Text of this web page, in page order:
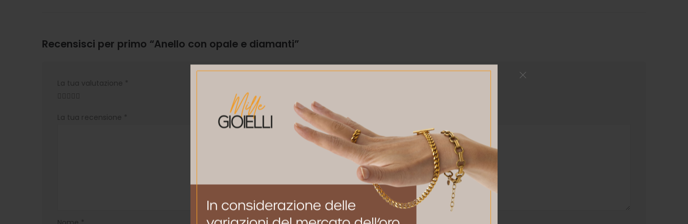
Recensisci per primo “Anello con opale e diamanti”
La tua valutazione *
La tua recensione *